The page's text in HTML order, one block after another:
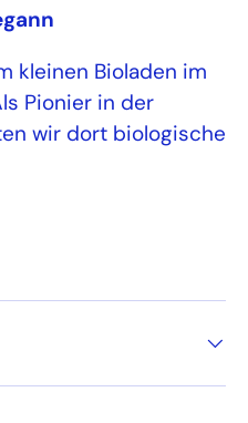
kleinen Bioladen im
Pionier in der
wir dort biologische